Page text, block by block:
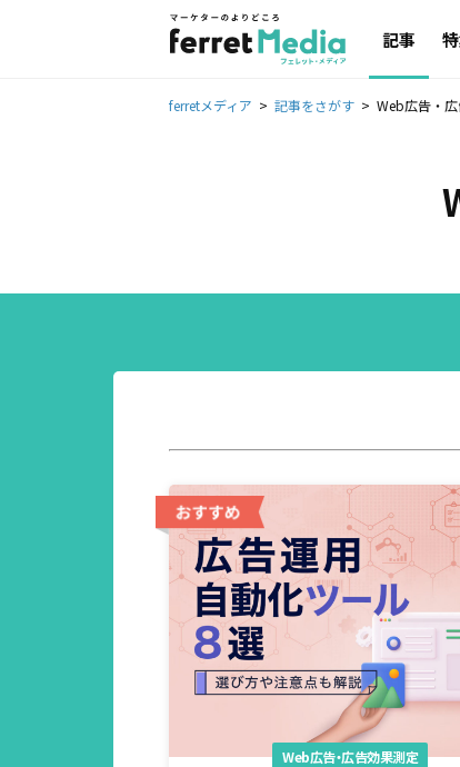
記事
ferretメディア 記事をさがす Web広告・
Web広告・広告効果測定